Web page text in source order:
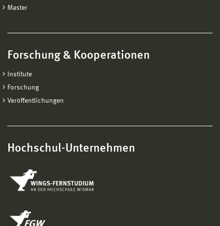
Master
Forschung & Kooperationen
Institute
Forschung
Veröffentlichungen
Hochschul-Unternehmen